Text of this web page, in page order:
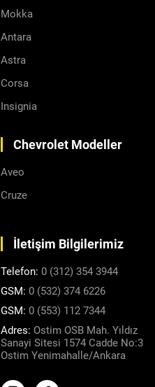
Mokka
Antara
Astra
Corsa
Insignia
Chevrolet Modeller
Aveo
Cruze
İletişim Bilgilerimiz
Telefon: 0 (312) 354 3944
GSM: 0 (532) 374 6226
GSM: 0 (553) 112 7344
Adres: Ostim OSB Mah. Yıldız
Sanayi Sitesi 1574 Cadde No:3
Ostim Yenimahalle/Ankara